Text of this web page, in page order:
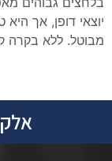
יוצאי דופן, אך
מבוטל. ללא בקרה